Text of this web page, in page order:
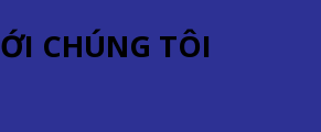
CHÚNG TÔI